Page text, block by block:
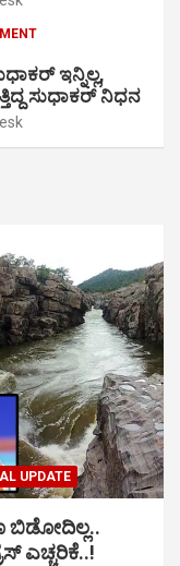
ಇನ್ನಿಲ್ಲ,
ಸುಧಾಕರ್ ನಿಧನ
UPDATE
ಬಿಡೋದಿಲ್ಲ..
ಎಚ್ಚರಿಕೆ..!